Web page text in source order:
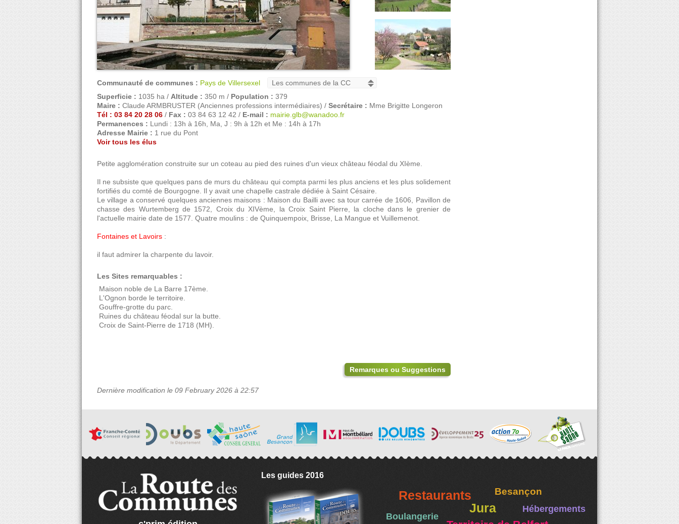
Communauté de communes : Pays de Villersexel
Superficie : 1035 ha / Altitude : 350 m / Population : 379
Maire : Claude ARMBRUSTER (Anciennes professions intermédiaires) / Secrétaire : Mme Brigitte Longeron
Tél : 03 84 20 28 06 / Fax : 03 84 63 12 42 / E-mail : mairie.glb@wanadoo.fr
Permanences : Lundi : 13h à 16h, Ma, J : 9h à 12h et Me : 14h à 17h
Adresse Mairie : 1 rue du Pont
Voir tous les élus
Petite agglomération construite sur un coteau au pied des ruines d'un vieux château féodal du XIème.
Il ne subsiste que quelques pans de murs du château qui compta parmi les plus anciens et les plus solidement
fortifiés du comté de Bourgogne. Il y avait une chapelle castrale dédiée à Saint Césaire.
Le village a conservé quelques anciennes maisons : Maison du Bailli avec sa tour carrée de 1606, Pavillon de
chasse des Wurtemberg de 1572, Croix du XIVème, la Croix Saint Pierre, la cloche dans le grenier de
l'actuelle mairie date de 1577. Quatre moulins : de Quinquempoix, Brisse, La Mangue et Vuillemenot.
Fontaines et Lavoirs :
il faut admirer la charpente du lavoir.
Les Sites remarquables :
 Maison noble de La Barre 17ème.
 L'Ognon borde le territoire.
 Gouffre-grotte du parc.
 Ruines du château féodal sur la butte.
 Croix de Saint-Pierre de 1718 (MH).
Remarques ou Suggestions
Dernière modification le 09 February 2026 à 22:57
Les guides 2016
Restaurants Besançon
Jura Hébergements
Boulangerie